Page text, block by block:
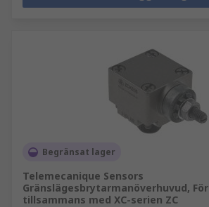
Begränsat lager
Telemecanique Sensors
Gränslägesbrytarmanöverhuvud,
tillsammans med XC-serien ZC